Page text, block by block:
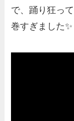
で、踊り狂っ
巻すぎました✨